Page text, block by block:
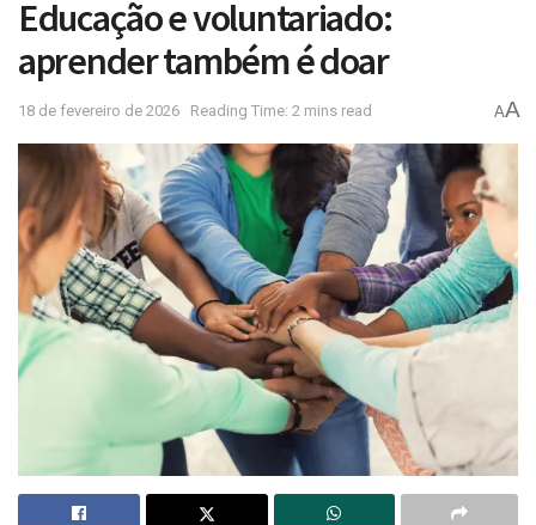
Educação e voluntariado:
aprender também é doar
18 de fevereiro de 2026 Reading Time: 2 mins read AA